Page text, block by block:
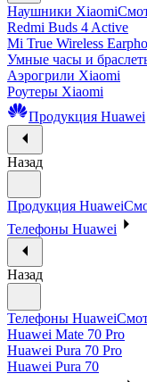
Наушники Xiaomi
Redmi Buds 4 Active
Mi True Wireless
Умные часы и
Аэрогрили Xiaomi
Роутеры Xiaomi
Продукция Huawei
Назад
Продукция Huawei
Телефоны Huawei
Назад
Телефоны Huawei
Huawei Mate 70 Pro
Huawei Pura 70 Pro
Huawei Pura 70